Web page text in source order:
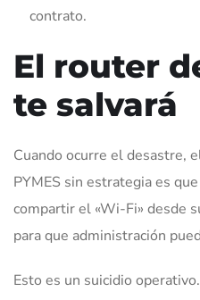
contrato.
El router
te salvará
Cuando ocurre el desastre,
PYMES sin estrategia es
compartir el «Wi-Fi» desde
para que administración
Esto es un suicidio